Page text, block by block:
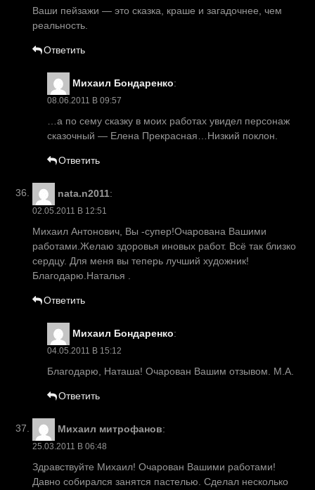
Ваши пейзажи — это сказка, краше и загадочнее, чем
реальность.
Ответить
Михаил Бондаренко:
08.06.2011 В 09:57
…а по сему сказку в моих работах увидел персонаж
сказочный — Елена Прекрасная…Низкий поклон.
Ответить
nata.n2011:
02.05.2011 В 12:51
Михаил Антонович, Вы -супер!Очарована Вашими
работами.Желаю здоровья иновых работ. Всё так близко
сердцу. Для меня вы теперь лучший художник!
Благодарю.Наталья .
Ответить
Михаил Бондаренко:
04.05.2011 В 15:12
Благодарю, Наташа! Очарован Вашим отзывом. М.А.
Ответить
Михаил митрофанов:
25.03.2011 В 06:48
Здравствуйте Михаил! Очарован Вашими работами!
Давно собирался занятся пастелью. Сделал несколько